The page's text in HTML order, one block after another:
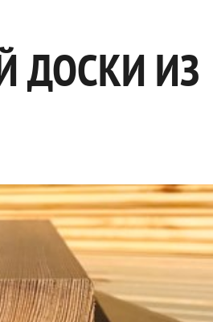
ДОСКИ ИЗ